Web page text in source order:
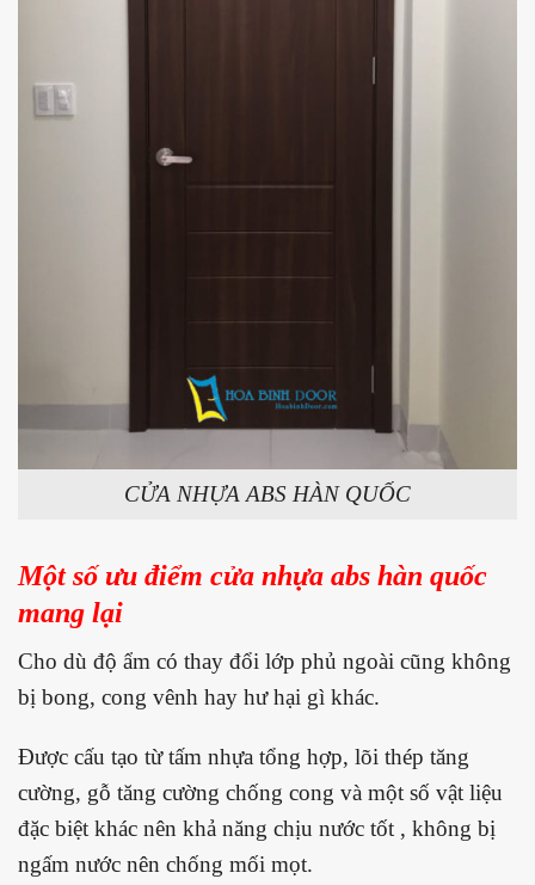
CỬA NHỰA ABS HÀN QUỐC
Một số ưu điểm cửa nhựa abs hàn quốc
mang lại
Cho dù độ ẩm có thay đổi lớp phủ ngoài cũng không
bị bong, cong vênh hay hư hại gì khác.
Được cấu tạo từ tấm nhựa tổng hợp, lõi thép tăng
cường, gỗ tăng cường chống cong và một số vật liệu
đặc biệt khác nên khả năng chịu nước tốt , không bị
ngấm nước nên chống mối mọt.